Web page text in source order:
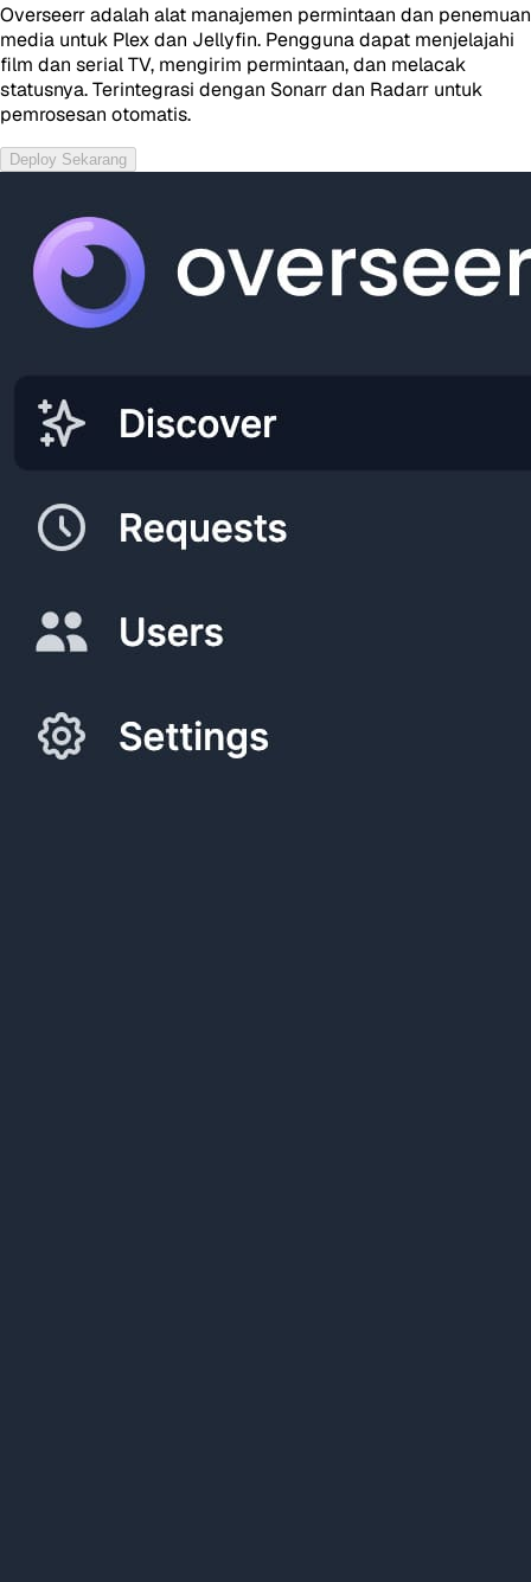
Overseerr adalah alat manajemen permintaan dan penemuan
media untuk Plex dan Jellyfin. Pengguna dapat menjelajahi
film dan serial TV, mengirim permintaan, dan melacak
statusnya. Terintegrasi dengan Sonarr dan Radarr untuk
pemrosesan otomatis.
Deploy Sekarang